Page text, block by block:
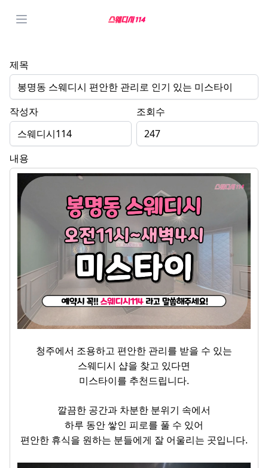
제목
봉명동 스웨디시 편안한 관리로 인기 있는 미스타이
작성자
스웨디시114
조회수
247
내용
청주에서 조용하고 편안한 관리를 받을 수 있는
스웨디시 샵을 찾고 있다면
미스타이를 추천드립니다.
깔끔한 공간과 차분한 분위기 속에서
하루 동안 쌓인 피로를 풀 수 있어
편안한 휴식을 원하는 분들에게 잘 어울리는 곳입니다.